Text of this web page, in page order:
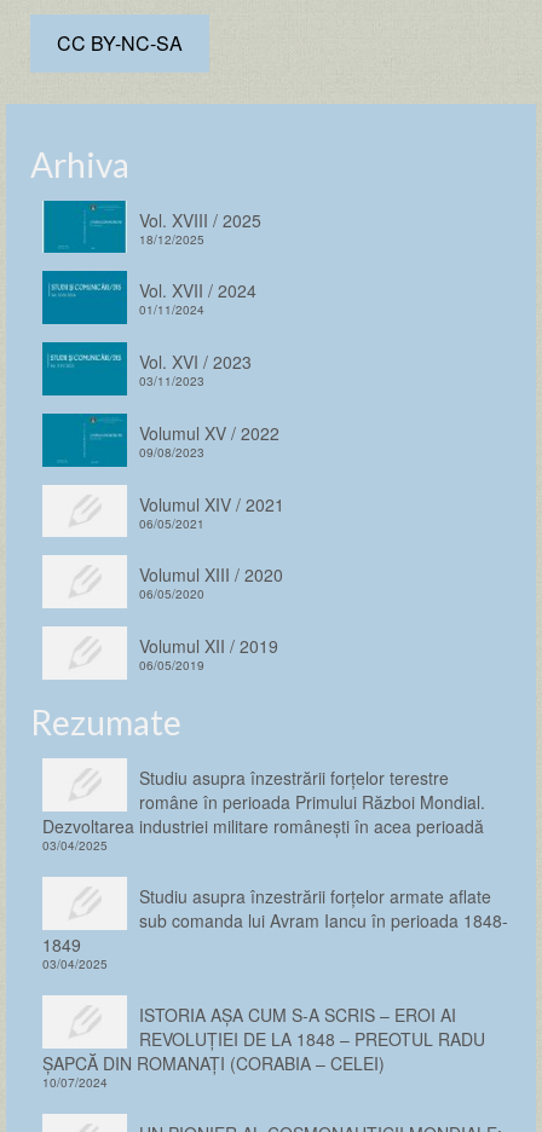
CC BY-NC-SA
Arhiva
Vol. XVIII / 2025
18/12/2025
Vol. XVII / 2024
01/11/2024
Vol. XVI / 2023
03/11/2023
Volumul XV / 2022
09/08/2023
Volumul XIV / 2021
06/05/2021
Volumul XIII / 2020
06/05/2020
Volumul XII / 2019
06/05/2019
Rezumate
Studiu asupra înzestrării forţelor terestre
române în perioada Primului Război Mondial.
Dezvoltarea industriei militare românești în acea perioadă
03/04/2025
Studiu asupra înzestrării forţelor armate aflate
sub comanda lui Avram Iancu în perioada 1848-
1849
03/04/2025
ISTORIA AȘA CUM S-A SCRIS – EROI AI
REVOLUȚIEI DE LA 1848 – PREOTUL RADU
ȘAPCĂ DIN ROMANAȚI (CORABIA – CELEI)
10/07/2024